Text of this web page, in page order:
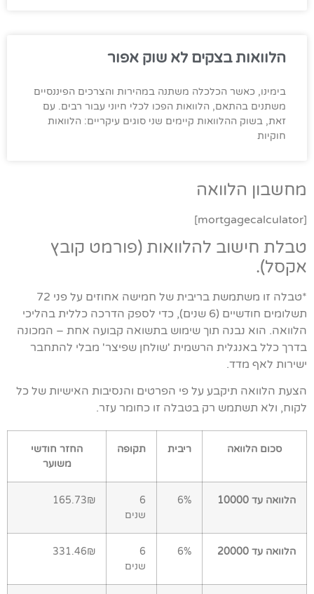
הלוואות בצקים לא שוק אפור
בימינו, כאשר הכלכלה משתנה במהירות והצרכים הפיננסיים
משתנים בהתאם, הלוואות הפכו לכלי חיוני עבור רבים. עם
זאת, בשוק ההלוואות קיימים שני סוגים עיקריים: הלוואות
חוקיות
מחשבון הלוואה
[mortgagecalculator]
טבלת חישוב להלוואות (פורמט קובץ
אקסל).
*טבלה זו משתמשת בריבית של חמישה אחוזים על פני 72
תשלומים חודשיים (6 שנים), כדי לספק הדרכה כללית בהליכי
הלוואה. הוא נבנה תוך שימוש בתשואה קבועה אחת – המכונה
בדרך כלל באנגלית הרשמית 'שולחן שפיצר' מבלי להתחבר
ישירות לאף מדד.
הצעת הלוואה תיקבע על פי הפרטים והנסיבות האישיות של כל
לקוח, ולא תשתמש רק בטבלה זו כחומר עזר.
סכום הלוואה ריבית תקופה
החזר חודשי
משוער
הלוואה עד 10000 6%
6
שנים
165.73₪
הלוואה עד 20000 6%
6
שנים
331.46₪